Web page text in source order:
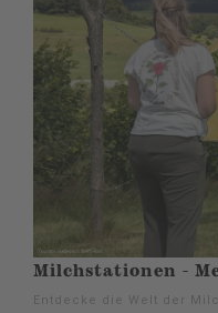
Milchstationen -
Entdecke die Welt der